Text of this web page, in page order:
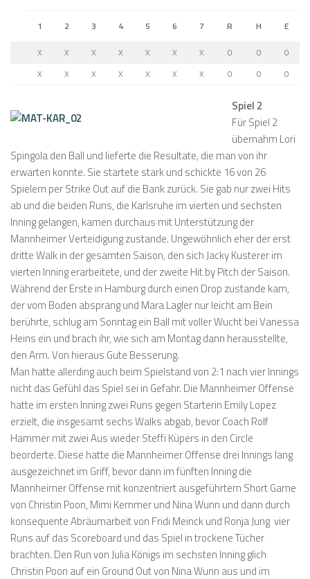
1 2 3 4 5 6 7 R H
E
X
X X X X X X 0 0
0
X
X X X X X X 0 0 0
Spiel 2
Für Spiel 2
übernahm Lori
Spingola den Ball und lieferte die Resultate, die man von ihr
erwarten konnte. Sie startete stark und schickte 16 von 26
Spielern per Strike Out auf die Bank zurück. Sie gab nur zwei Hits
ab und die beiden Runs, die Karlsruhe im vierten und sechsten
Inning gelangen, kamen durchaus mit Unterstützung der
Mannheimer Verteidigung zustande. Ungewöhnlich eher der erst
dritte Walk in der gesamten Saison, den sich Jacky Kusterer im
vierten Inning erarbeitete, und der zweite Hit by Pitch der Saison.
Während der Erste in Hamburg durch einen Drop zustande kam,
der vom Boden absprang und Mara Lagler nur leicht am Bein
berührte, schlug am Sonntag ein Ball mit voller Wucht bei Vanessa
Heins ein und brach ihr, wie sich am Montag dann herausstellte,
den Arm. Von hieraus Gute Besserung.
Man hatte allerding auch beim Spielstand von 2:1 nach vier Innings
nicht das Gefühl das Spiel sei in Gefahr. Die Mannheimer Offense
hatte im ersten Inning zwei Runs gegen Starterin Emily Lopez
erzielt, die insgesamt sechs Walks abgab, bevor Coach Rolf
Hammer mit zwei Aus wieder Steffi Küpers in den Circle
beorderte. Diese hatte die Mannheimer Offense drei Innings lang
ausgezeichnet im Griff, bevor dann im fünften Inning die
Mannheimer Offense mit konzentriert ausgeführtem Short Game
von Christin Poon, Mimi Kemmer und Nina Wunn und dann durch
konsequente Abräumarbeit von Fridi Meinck und Ronja Jung vier
Runs auf das Scoreboard und das Spiel in trockene Tücher
brachten. Den Run von Julia Königs im sechsten Inning glich
Christin Poon auf ein Ground Out von Nina Wunn aus und im